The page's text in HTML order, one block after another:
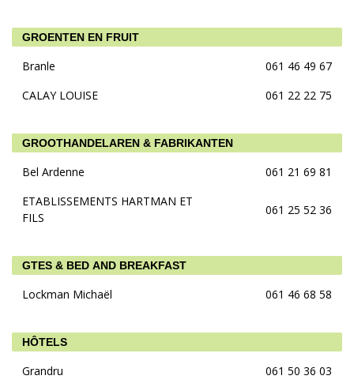
GROENTEN EN FRUIT
Branle
061 46 49 67
CALAY LOUISE
061 22 22 75
GROOTHANDELAREN & FABRIKANTEN
Bel Ardenne
061 21 69 81
ETABLISSEMENTS HARTMAN ET
FILS
061 25 52 36
GTES & BED AND BREAKFAST
Lockman Michaël 061 46 68 58
HÔTELS
Grandru
061 50 36 03